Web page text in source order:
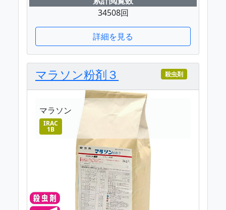
34508回
詳細を見る
マラソン粉剤３ 殺虫剤
マラソン
IRAC
1B